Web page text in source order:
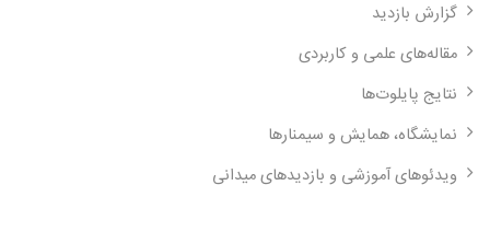
گزارش بازدید
مقاله‌های علمی و کاربردی
نتایج پایلوت‌ها
نمایشگاه، همایش و سیمنارها
ویدئوهای آموزشی و بازدیدهای میدانی